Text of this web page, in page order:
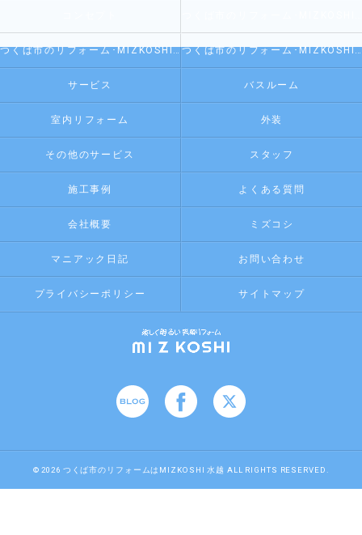
つくば市のリフォーム･MIZKOSHI 水越の評判 つくば市のリフォーム･MIZKOSHI 水越のお客様の声
サービス バスルーム
室内リフォーム 外装
その他のサービス スタッフ
施工事例 よくある質問
会社概要 ミズコシ
マニアック日記 お問い合わせ
プライバシーポリシー サイトマップ
© 2026 つくば市のリフォームはMIZKOSHI 水越 ALL RIGHTS RESERVED.